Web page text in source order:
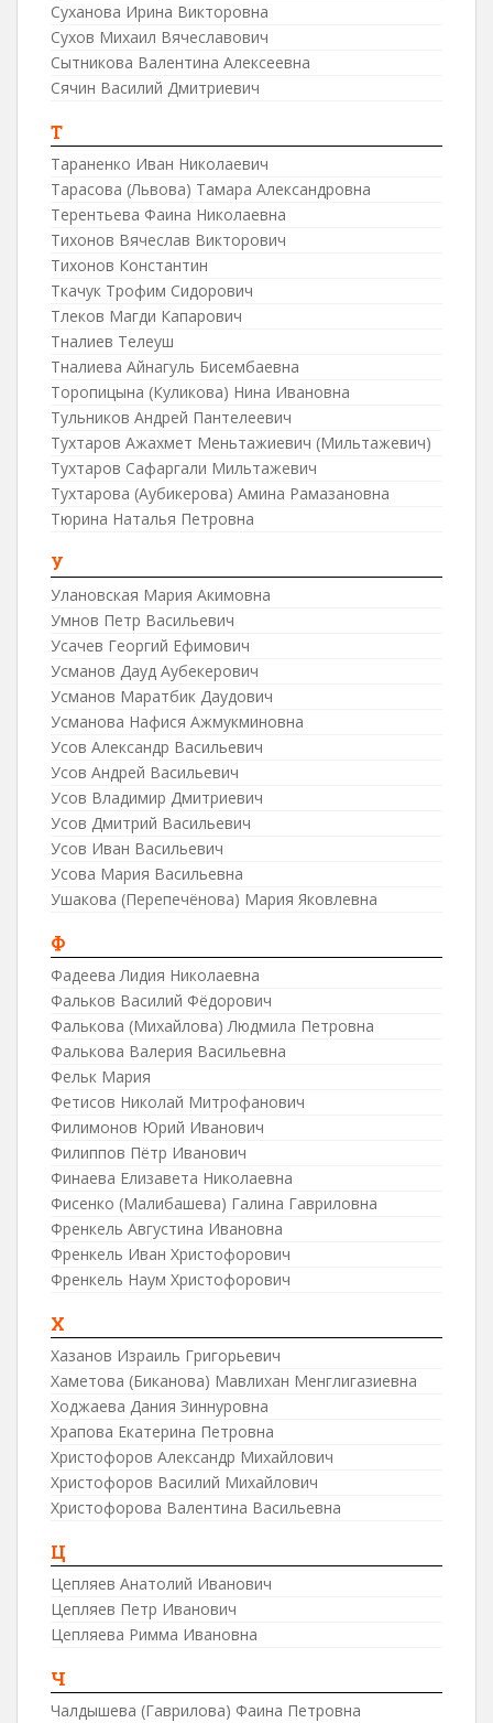
Суханова Ирина Викторовна
Сухов Михаил Вячеславович
Сытникова Валентина Алексеевна
Сячин Василий Дмитриевич
Т
Тараненко Иван Николаевич
Тарасова (Львова) Тамара Александровна
Терентьева Фаина Николаевна
Тихонов Вячеслав Викторович
Тихонов Константин
Ткачук Трофим Сидорович
Тлеков Магди Капарович
Тналиев Телеуш
Тналиева Айнагуль Бисембаевна
Торопицына (Куликова) Нина Ивановна
Тульников Андрей Пантелеевич
Тухтаров Ажахмет Меньтажиевич (Мильтажевич)
Тухтаров Сафаргали Мильтажевич
Тухтарова (Аубикерова) Амина Рамазановна
Тюрина Наталья Петровна
У
Улановская Мария Акимовна
Умнов Петр Васильевич
Усачев Георгий Ефимович
Усманов Дауд Аубекерович
Усманов Маратбик Даудович
Усманова Нафися Ажмукминовна
Усов Александр Васильевич
Усов Андрей Васильевич
Усов Владимир Дмитриевич
Усов Дмитрий Васильевич
Усов Иван Васильевич
Усова Мария Васильевна
Ушакова (Перепечёнова) Мария Яковлевна
Ф
Фадеева Лидия Николаевна
Фальков Василий Фёдорович
Фалькова (Михайлова) Людмила Петровна
Фалькова Валерия Васильевна
Фельк Мария
Фетисов Николай Митрофанович
Филимонов Юрий Иванович
Филиппов Пётр Иванович
Финаева Елизавета Николаевна
Фисенко (Малибашева) Галина Гавриловна
Френкель Августина Ивановна
Френкель Иван Христофорович
Френкель Наум Христофорович
Х
Хазанов Израиль Григорьевич
Хаметова (Биканова) Мавлихан Менглигазиевна
Ходжаева Дания Зиннуровна
Храпова Екатерина Петровна
Христофоров Александр Михайлович
Христофоров Василий Михайлович
Христофорова Валентина Васильевна
Ц
Цепляев Анатолий Иванович
Цепляев Петр Иванович
Цепляева Римма Ивановна
Ч
Чалдышева (Гаврилова) Фаина Петровна